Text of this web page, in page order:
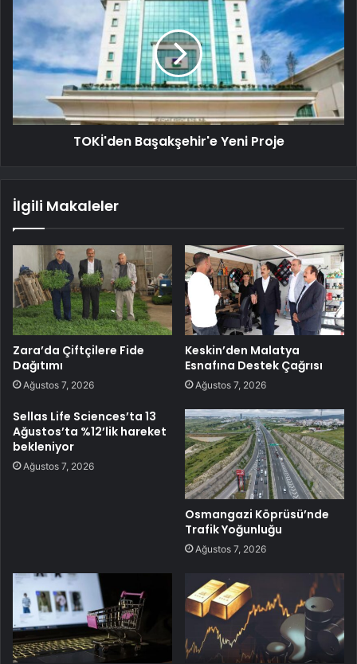
TOKİ'den Başakşehir'e Yeni Proje
İlgili Makaleler
Zara’da Çiftçilere Fide
Dağıtımı
Ağustos 7, 2026
Keskin’den Malatya
Esnafına Destek Çağrısı
Ağustos 7, 2026
Sellas Life Sciences’ta 13
Ağustos’ta %12’lik hareket
bekleniyor
Ağustos 7, 2026
Osmangazi Köprüsü’nde
Trafik Yoğunluğu
Ağustos 7, 2026